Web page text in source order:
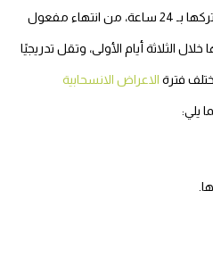
يبدأ ظهور أعراض المخدرات بعد تركها بـ 24 ساعة، من انتهاء مفعول
الثلاثة أيام الأولى، وتقل تدريجيًا
فترة الاعراض الانسحابية
يلي: